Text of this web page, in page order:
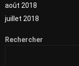
août 2018
juillet 2018
Rechercher